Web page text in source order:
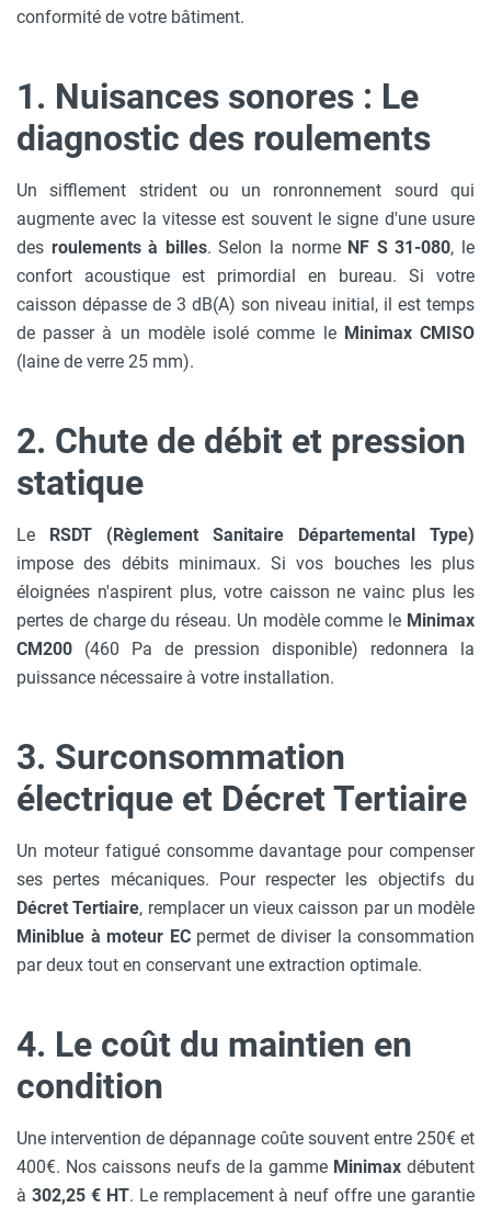
conformité de votre bâtiment.
1. Nuisances sonores : Le
diagnostic des roulements
Un sifflement strident ou un ronronnement sourd qui
augmente avec la vitesse est souvent le signe d'une usure
des roulements à billes. Selon la norme NF S 31-080, le
confort acoustique est primordial en bureau. Si votre
caisson dépasse de 3 dB(A) son niveau initial, il est temps
de passer à un modèle isolé comme le Minimax CMISO
(laine de verre 25 mm).
2. Chute de débit et pression
statique
Le RSDT (Règlement Sanitaire Départemental Type)
impose des débits minimaux. Si vos bouches les plus
éloignées n'aspirent plus, votre caisson ne vainc plus les
pertes de charge du réseau. Un modèle comme le Minimax
CM200 (460 Pa de pression disponible) redonnera la
puissance nécessaire à votre installation.
3. Surconsommation
électrique et Décret Tertiaire
Un moteur fatigué consomme davantage pour compenser
ses pertes mécaniques. Pour respecter les objectifs du
Décret Tertiaire, remplacer un vieux caisson par un modèle
Miniblue à moteur ECpermet de diviser la consommation
par deux tout en conservant une extraction optimale.
4. Le coût du maintien en
condition
Une intervention de dépannage coûte souvent entre 250€ et
400€. Nos caissons neufs de la gamme Minimax débutent
à 302,25 € HT. Le remplacement à neuf offre une garantie